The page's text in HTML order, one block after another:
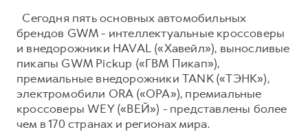
Сегодня пять основных автомобильных
брендов GWM - интеллектуальные кроссоверы
и внедорожники HAVAL («Хавейл»), выносливые
пикапы GWM Pickup («ГВМ Пикап»),
премиальные внедорожники TANK («ТЭНК»),
электромобили ORA («ОРА»), премиальные
кроссоверы WEY («ВЕЙ») - представлены более
чем в 170 странах и регионах мира.